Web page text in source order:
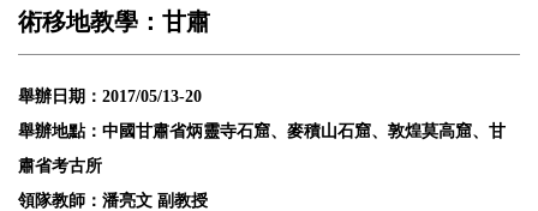
術移地教學：甘肅
舉辦日期：2017/05/13-20
舉辦地點：中國甘肅省炳靈寺石窟、麥積山石窟、敦煌莫高窟、甘
肅省考古所
領隊教師：潘亮文 副教授